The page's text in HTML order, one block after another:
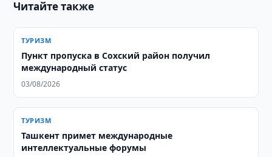
Читайте также
ТУРИЗМ
Пункт пропуска в Сохский район получил
международный статус
03/08/2026
ТУРИЗМ
Ташкент примет международные
интеллектуальные форумы